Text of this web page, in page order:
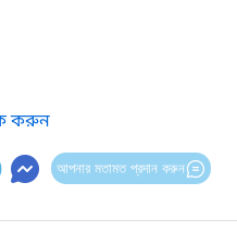
করুন
আপনার মতামত প্রদান করুন